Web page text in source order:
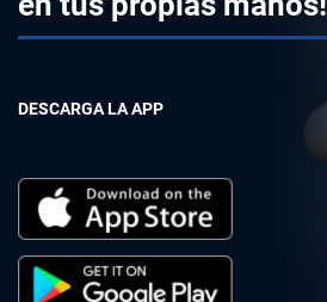
DESCARGA LA APP